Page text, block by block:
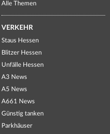
Alle Themen
VERKEHR
Staus Hessen
Blitzer Hessen
Unfälle Hessen
A3 News
A5 News
A661 News
Günstig tanken
Parkhäuser